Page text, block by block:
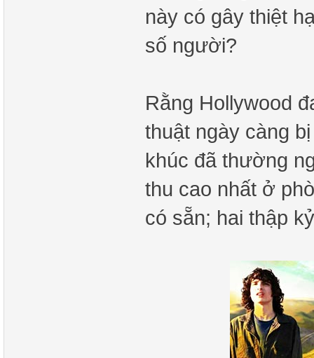
này có gây thiệt
số người?
Rằng Hollywood
thuật ngày càng
khúc đã thường
thu cao nhất ở
có sẵn; hai thập